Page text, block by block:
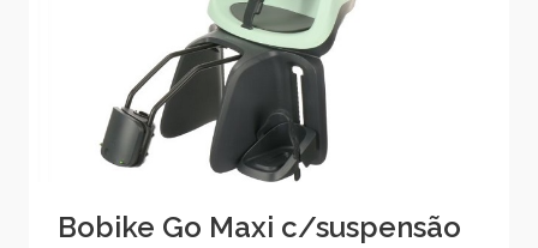
Bobike Go Maxi c/suspensão